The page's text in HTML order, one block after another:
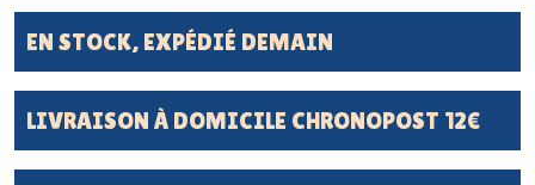
EN STOCK, EXPÉDIÉ DEMAIN
LIVRAISON À DOMICILE CHRONOPOST 12€